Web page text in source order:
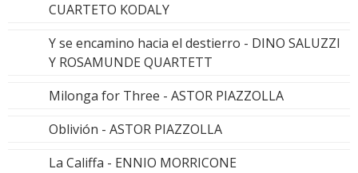
CUARTETO KODALY
Y se encamino hacia el destierro - DINO SALUZZI
Y ROSAMUNDE QUARTETT
Milonga for Three - ASTOR PIAZZOLLA
Oblivión - ASTOR PIAZZOLLA
La Califfa - ENNIO MORRICONE